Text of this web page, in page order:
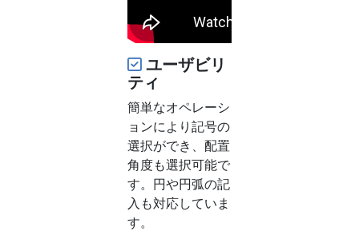
ユーザビリ
ティ
簡単なオペレーシ
ョンにより記号の
選択ができ、配置
角度も選択可能で
す。円や円弧の記
入も対応していま
す。